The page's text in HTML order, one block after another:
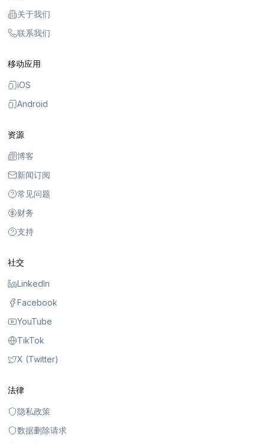
关于我们
联系我们
移动应用
iOS
Android
资源
博客
新闻订阅
常见问题
财务
支持
社交
LinkedIn
Facebook
YouTube
TikTok
X (Twitter)
法律
隐私政策
数据删除请求